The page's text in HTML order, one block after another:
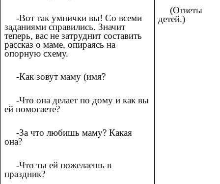
-Вот так умнички вы! Со всеми
заданиями справились. Значит
теперь, вас не затруднит составить
рассказ о маме, опираясь на
опорную схему.
-Как зовут маму (имя?
-Что она делает по дому и как вы
ей помогаете?
-За что любишь маму? Какая
она?
-Что ты ей пожелаешь в
праздник?
(Ответы
детей.)